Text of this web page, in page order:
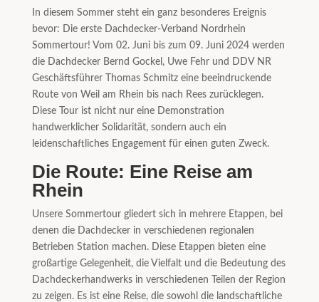
In diesem Sommer steht ein ganz besonderes Ereignis
bevor: Die erste Dachdecker-Verband Nordrhein
Sommertour! Vom 02. Juni bis zum 09. Juni 2024 werden
die Dachdecker Bernd Gockel, Uwe Fehr und DDV NR
Geschäftsführer Thomas Schmitz eine beeindruckende
Route von Weil am Rhein bis nach Rees zurücklegen.
Diese Tour ist nicht nur eine Demonstration
handwerklicher Solidarität, sondern auch ein
leidenschaftliches Engagement für einen guten Zweck.
Die Route: Eine Reise am
Rhein
Unsere Sommertour gliedert sich in mehrere Etappen, bei
denen die Dachdecker in verschiedenen regionalen
Betrieben Station machen. Diese Etappen bieten eine
großartige Gelegenheit, die Vielfalt und die Bedeutung des
Dachdeckerhandwerks in verschiedenen Teilen der Region
zu zeigen. Es ist eine Reise, die sowohl die landschaftliche